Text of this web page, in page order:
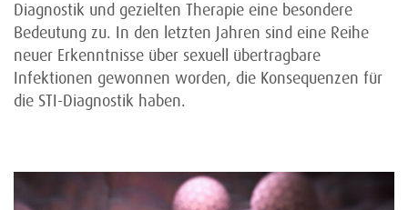
Diagnostik und gezielten Therapie eine besondere
Bedeutung zu. In den letzten Jahren sind eine Reihe
neuer Erkenntnisse über sexuell übertragbare
Infektionen gewonnen worden, die Konsequenzen für
die STI-Diagnostik haben.